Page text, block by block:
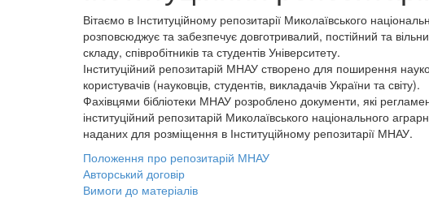
Вітаємо в Інституційному репозитарії Миколаївського
розповсюджує та забезпечує довготривалий, постійний та
складу, співробітників та студентів Університету.
Інституційний репозитарій МНАУ створено для поширення
користувачів (науковців, студентів, викладачів України та світу).
Фахівцями бібліотеки МНАУ розроблено документи, які
інституційний репозитарій Миколаївського національного
наданих для розміщення в Інституційному репозитарії МНАУ.
Положення про репозитарій МНАУ
Авторський договір
Вимоги до матеріалів